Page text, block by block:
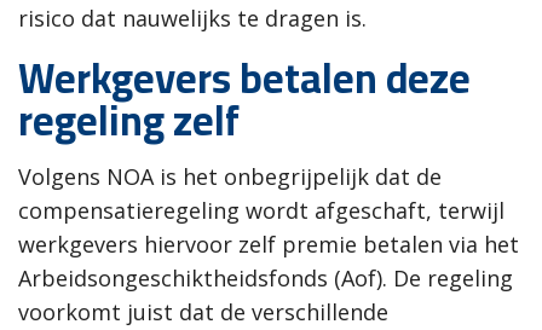
risico dat nauwelijks te dragen is.
Werkgevers betalen deze
regeling zelf
Volgens NOA is het onbegrijpelijk dat de
compensatieregeling wordt afgeschaft, terwijl
werkgevers hiervoor zelf premie betalen via het
Arbeidsongeschiktheidsfonds (Aof). De regeling
voorkomt juist dat de verschillende